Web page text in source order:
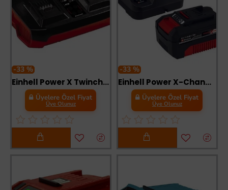
-33 %
Einhell Power X Twincharger 3 A Akü Şarj Cihazı 18 Volt
Üyelere Özel Fiyat
Üye Olunuz
-33 %
Einhell Power X-Change 4 Ah Akü ve Şarj Cihazı Seti
Üyelere Özel Fiyat
Üye Olunuz